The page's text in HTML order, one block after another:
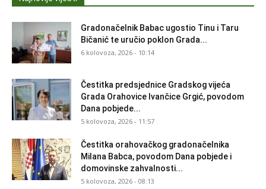
Gradonačelnik Babac ugostio Tinu i Taru
Bičanić te uručio poklon Grada...
6 kolovoza, 2026 - 10:14
Čestitka predsjednice Gradskog vijeća
Grada Orahovice Ivančice Grgić, povodom
Dana pobjede...
5 kolovoza, 2026 - 11:57
Čestitka orahovačkog gradonačelnika
Milana Babca, povodom Dana pobjede i
domovinske zahvalnosti...
5 kolovoza, 2026 - 08:13